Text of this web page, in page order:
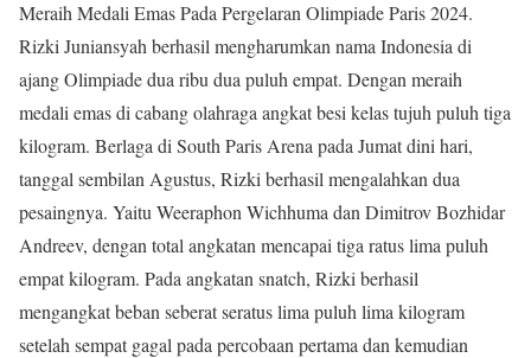
Meraih Medali Emas Pada Pergelaran Olimpiade Paris 2024.
Rizki Juniansyah berhasil mengharumkan nama Indonesia di
ajang Olimpiade dua ribu dua puluh empat. Dengan meraih
medali emas di cabang olahraga angkat besi kelas tujuh puluh tiga
kilogram. Berlaga di South Paris Arena pada Jumat dini hari,
tanggal sembilan Agustus, Rizki berhasil mengalahkan dua
pesaingnya. Yaitu Weeraphon Wichhuma dan Dimitrov Bozhidar
Andreev, dengan total angkatan mencapai tiga ratus lima puluh
empat kilogram. Pada angkatan snatch, Rizki berhasil
mengangkat beban seberat seratus lima puluh lima kilogram
setelah sempat gagal pada percobaan pertama dan kemudian